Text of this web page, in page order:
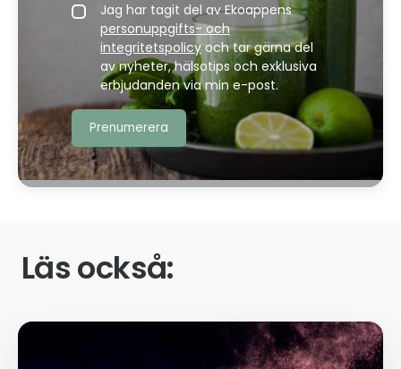
Jag har tagit del av Ekoappens
personuppgifts- och
integritetspolicyoch tar gärna del
av nyheter, hälsotips och exklusiva
erbjudanden via min e-post.
Läs också: